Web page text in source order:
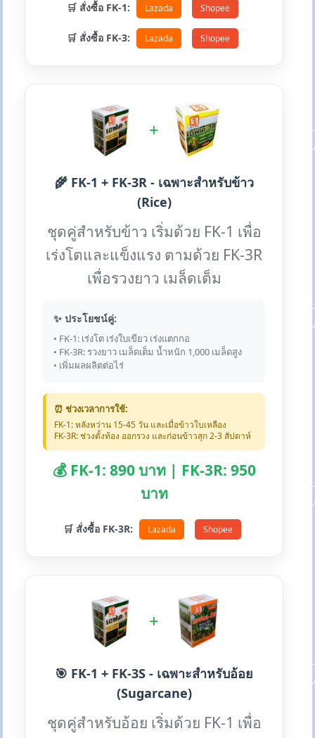
🛒 สั่งซื้อ FK-1: Lazada Shopee
🛒 สั่งซื้อ FK-3: Lazada Shopee
+
🌾 FK-1 + FK-3R - เฉพาะสำหรับข้าว
(Rice)
ชุดคู่สำหรับข้าว เริ่มด้วย FK-1 เพื่อ
เร่งโตและแข็งแรง ตามด้วย FK-3R
เพื่อรวงยาว เมล็ดเต็ม
✨ ประโยชน์คู่:
• FK-1: เร่งโต เร่งใบเขียว เร่งแตกกอ
• FK-3R: รวงยาว เมล็ดเต็ม น้ำหนัก 1,000 เมล็ดสูง
• เพิ่มผลผลิตต่อไร่
⏰ ช่วงเวลาการใช้:
FK-1: หลังหว่าน 15-45 วัน และเมื่อข้าวใบเหลือง
FK-3R: ช่วงตั้งท้อง ออกรวง และก่อนข้าวสุก 2-3 สัปดาห์
💰 FK-1: 890 บาท | FK-3R: 950
บาท
🛒 สั่งซื้อ FK-3R: Lazada Shopee
+
🎯 FK-1 + FK-3S - เฉพาะสำหรับอ้อย
(Sugarcane)
ชุดคู่สำหรับอ้อย เริ่มด้วย FK-1 เพื่อ